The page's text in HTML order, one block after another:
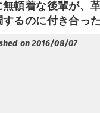
頓着な後輩が、
るのに付き合った
on 2016/08/07